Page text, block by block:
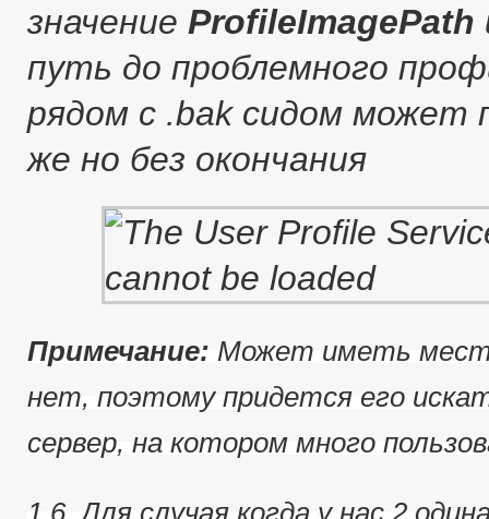
значение ProfileImagePath
путь до проблемного
рядом с .bak сидом
же но без окончания
Примечание: Может иметь
нет, поэтому придется его
сервер, на котором много
1.6. Для случая когда у нас 2